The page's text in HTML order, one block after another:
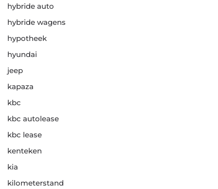
hybride auto
hybride wagens
hypotheek
hyundai
jeep
kapaza
kbc
kbc autolease
kbc lease
kenteken
kia
kilometerstand